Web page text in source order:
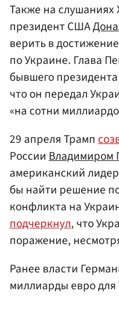
Также на слушаниях
президент США
верить в
по Украине. Глава
бывшего
что он передал
«на сотни
29 апреля Трамп
РоссииВладимиром
американский лидер
бы найти решение
конфликта на
подчеркнул, что
поражение,
Ранее власти
миллиарды евро